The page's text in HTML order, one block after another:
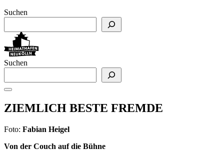
Suchen
Suchen
ZIEMLICH BESTE FREMDE
Foto: Fabian Heigel
Von der Couch auf die Bühne